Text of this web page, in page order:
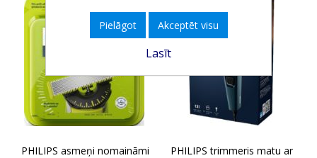
PHILIPS asmeņi nomaināmi
PHILIPS trimmeris matu ar
Pielāgot Akceptēt visu
Lasīt